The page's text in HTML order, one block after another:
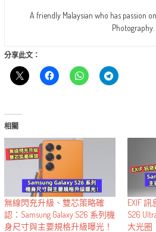
A friendly Malaysian who has passion
Photography.
分享此文：
相關
無線閃充升級、雙芯策略確
認：Samsung Galaxy S26 系列機
身尺寸與主要規格升級曝光！
EXIF 訊
S26
大光圈